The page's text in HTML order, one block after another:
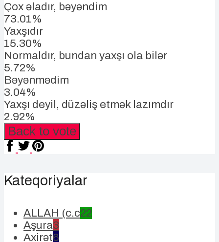
Çox əladır, bəyəndim
73.01%
Yaxşıdır
15.30%
Normaldır, bundan yaxşı ola bilər
5.72%
Bəyənmədim
3.04%
Yaxşı deyil, düzəliş etmək lazımdır
2.92%
Back to vote
Kateqoriyalar
ALLAH (c.c22
Aşura3
Axirət6